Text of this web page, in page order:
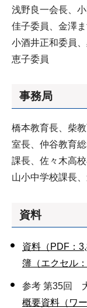
浅野良一会長、
佳子委員、金澤
小酒井正和委員
恵子委員
事務局
橋本教育長、柴
室長、仲谷教育
課長、佐々木高
山小中学校課長
資料
資料（PDF：
簿（エクセル：
参考 第35回
概要資料（ワ